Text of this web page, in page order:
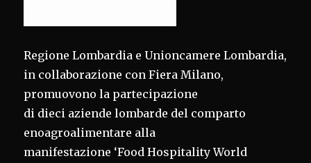
Regione Lombardia e Unioncamere Lombardia,
in collaborazione con Fiera Milano,
promuovono la partecipazione
di dieci aziende lombarde del comparto
enoagroalimentare alla
manifestazione ‘Food Hospitality World